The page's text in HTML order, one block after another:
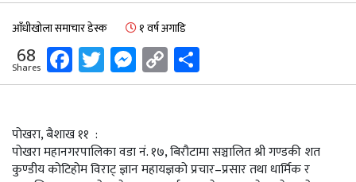
आँधीखोला समाचार डेस्क १ वर्ष अगाडि
68
Shares Facebook
Twitter
Messenger
Copy
Link
पोखरा, बैशाख ११ :
पोखरा महानगरपालिका वडा नं. १७, बिरौटामा सञ्चालित श्री गण्डकी शत
कुण्डीय कोटिहोम विराट् ज्ञान महायज्ञको प्रचार–प्रसार तथा धार्मिक र